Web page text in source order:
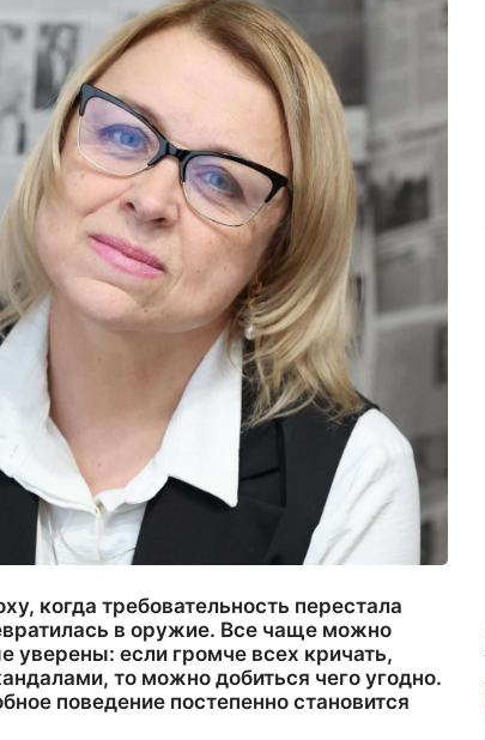
когда требовательность перестала
в оружие. Все чаще можно
уверены: если громче всех кричать,
то можно добиться чего угодно.
поведение постепенно становится